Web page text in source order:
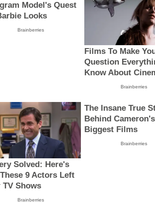
Model's Quest
Looks
Brainberries
Films To Make
Question
Know About
Brainberries
Solved: Here's
9 Actors Left
TV Shows
Brainberries
The Insane True
Behind Cameron's
Biggest Films
Brainberries